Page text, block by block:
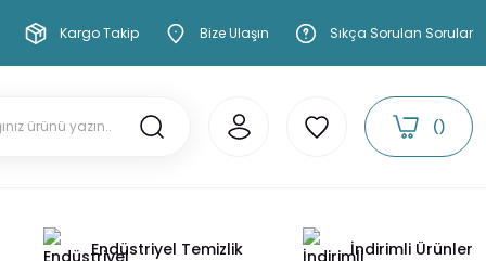
Kargo Takip Bize Ulaşın Sıkça Sorulan Sorular
Endüstriyel Temizlik İndirimli Ürünler